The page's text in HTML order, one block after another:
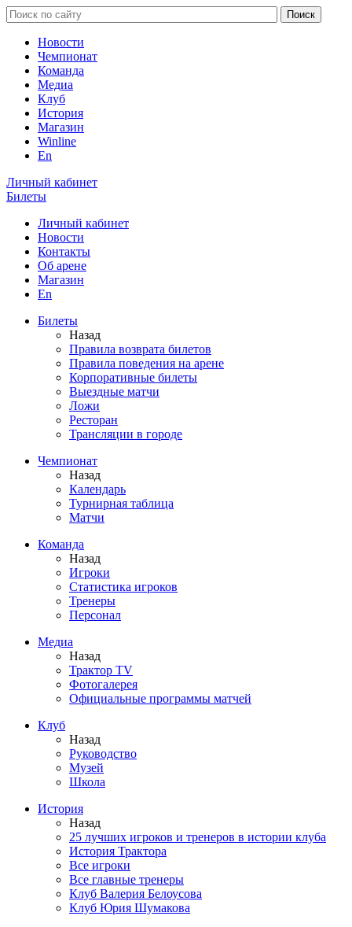
Новости
Чемпионат
Команда
Медиа
Клуб
История
Магазин
Winline
En
Личный кабинет
Билеты
Личный кабинет
Новости
Контакты
Об арене
Магазин
En
Билеты
Назад
Правила возврата билетов
Правила поведения на арене
Корпоративные билеты
Выездные матчи
Ложи
Ресторан
Трансляции в городе
Чемпионат
Назад
Календарь
Турнирная таблица
Матчи
Команда
Назад
Игроки
Статистика игроков
Тренеры
Персонал
Медиа
Назад
Трактор TV
Фотогалерея
Официальные программы матчей
Клуб
Назад
Руководство
Музей
Школа
История
Назад
25 лучших игроков и тренеров в истории клуба
История Трактора
Все игроки
Все главные тренеры
Клуб Валерия Белоусова
Клуб Юрия Шумакова